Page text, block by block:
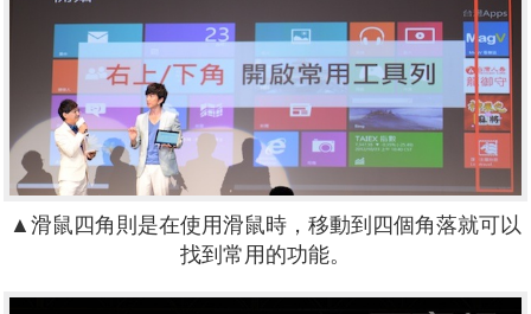
▲滑鼠四角則是在使用滑鼠時，移動到四個角落就可以
找到常用的功能。